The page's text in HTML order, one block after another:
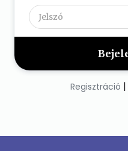
Regisztráció |